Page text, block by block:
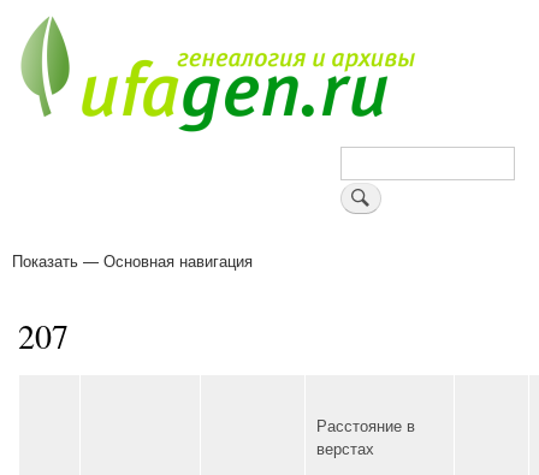
основному
содержанию
Поиск
Основная
Показать — Основная навигация
207
Расстояние в
верстах